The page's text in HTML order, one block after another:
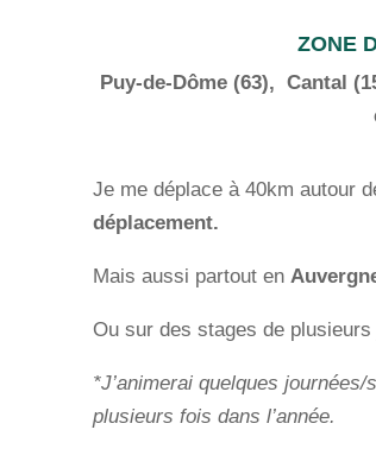
ZONE
Puy-de-Dôme (63),Cantal
Je me déplace à 40km autour
déplacement.
Mais aussi partout en
Ou sur des stages de
*J’animerai quelques
plusieurs fois dans l’année.